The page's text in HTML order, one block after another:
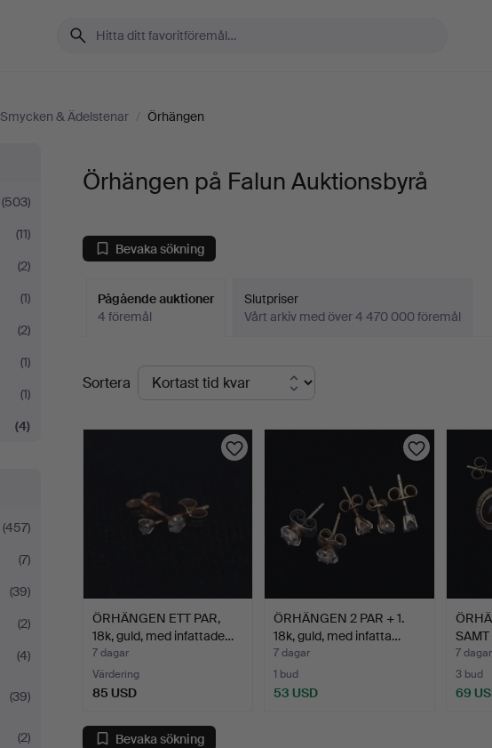
Smycken & Ädelstenar / Örhängen
(503)
(11)
(2)
(1)
(2)
(1)
(1)
(4)
(457)
(7)
(39)
(2)
(4)
(39)
(2)
Örhängen på Falun Auktionsbyrå
Bevaka sökning
Pågående auktioner
4 föremål
Slutpriser
Vårt arkiv med över 4 470 000 föremål
Pågående
auktioner
Sortera
ÖRHÄNGEN ETT PAR,
18k, guld, med infattade…
7 dagar
Värdering
85 USD
ÖRHÄNGEN 2 PAR + 1.
18k, guld, med infatta…
7 dagar
1 bud
53 USD
med…
7 dagar
3 bud
69
Bevaka sökning